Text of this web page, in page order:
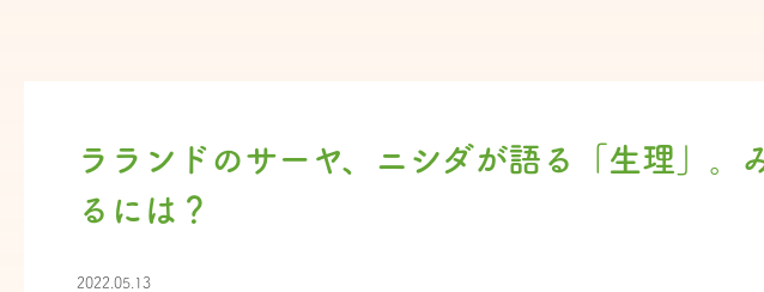
ラランドのサーヤ、ニシダが語る「生理」。
るには？
2022.05.13